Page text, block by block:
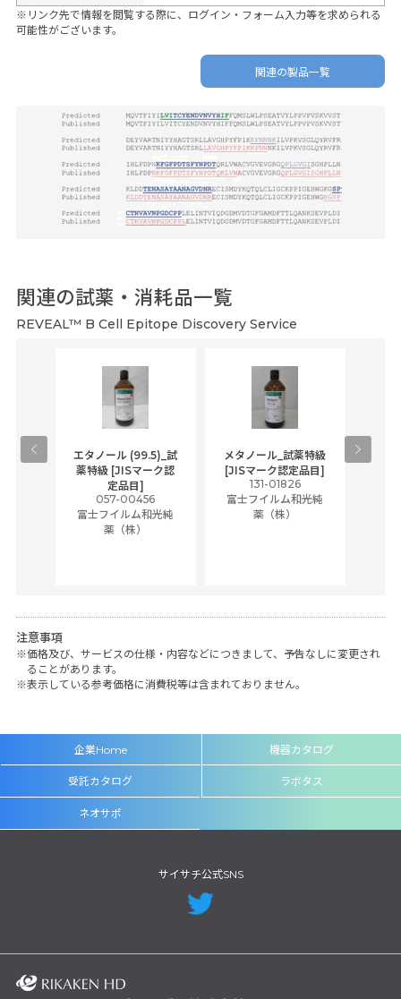
※リンク先で情報を閲覧する際に、ログイン・フォーム入力等を求められる
可能性がございます。
関連の製品一覧
関連の試薬・消耗品一覧
REVEAL™ B Cell Epitope Discovery Service
エタノール (99.5)_試
薬特級 [JISマーク認
定品目]
057-00456
富士フイルム和光純
薬（株）
メタノール_試薬特級
[JISマーク認定品目]
131-01826
富士フイルム和光純
薬（株）
注意事項
価格及び、サービスの仕様・内容などにつきまして、予告なしに変更され
ることがあります。
表示している参考価格に消費税等は含まれておりません。
企業Home 機器カタログ
受託カタログ ラボタス
ネオサポ
サイサチ公式SNS